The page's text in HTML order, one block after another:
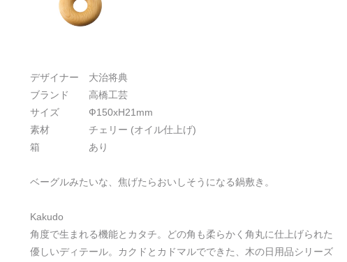
デザイナー 大治将典
ブランド 高橋工芸
サイズ Ф150xH21mm
素材 チェリー (オイル仕上げ)
箱 あり
ベーグルみたいな、焦げたらおいしそうになる鍋敷き。
Kakudo
角度で生まれる機能とカタチ。どの角も柔らかく角丸に仕上げられた
優しいディテール。カクドとカドマルでできた、木の日用品シリーズ